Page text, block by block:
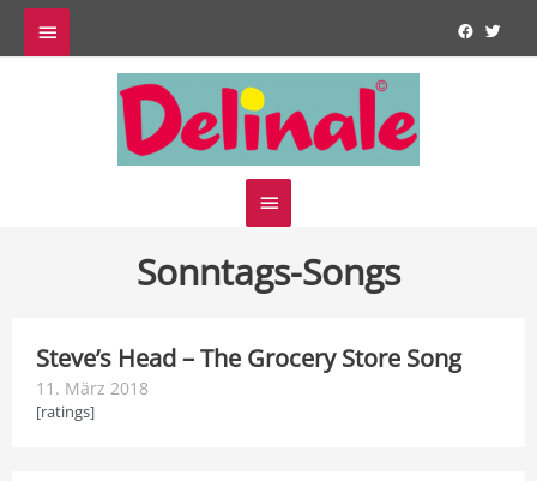
Zum
Inhalt
springen
Above
Hauptmenü
Sonntags-Songs
Steve’s Head – The Grocery Store Song
11. März 2018
[ratings]